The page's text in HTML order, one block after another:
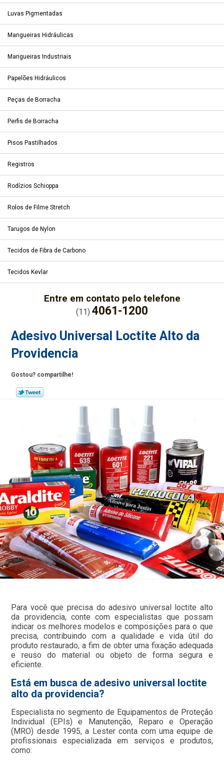
Luvas Pigmentadas
Mangueiras Hidráulicas
Mangueiras Industriais
Papelões Hidráulicos
Peças de Borracha
Perfis de Borracha
Pisos Pastilhados
Registros
Rodízios Schioppa
Rolos de Filme Stretch
Tarugos de Nylon
Tecidos de Fibra de Carbono
Tecidos Kevlar
Entre em contato pelo telefone
(11) 4061-1200
Adesivo Universal Loctite Alto da
Providencia
Gostou? compartilhe!
Para você que precisa do adesivo universal loctite alto
da providencia, conte com especialistas que possam
indicar os melhores modelos e composições para o que
precisa, contribuindo com a qualidade e vida útil do
produto restaurado, a fim de obter uma fixação adequada
e reuso do material ou objeto de forma segura e
eficiente.
Está em busca de adesivo universal loctite
alto da providencia?
Especialista no segmento de Equipamentos de Proteção
Individual (EPIs) e Manutenção, Reparo e Operação
(MRO) desde 1995, a Lester conta com uma equipe de
profissionais especializada em serviços e produtos,
como: